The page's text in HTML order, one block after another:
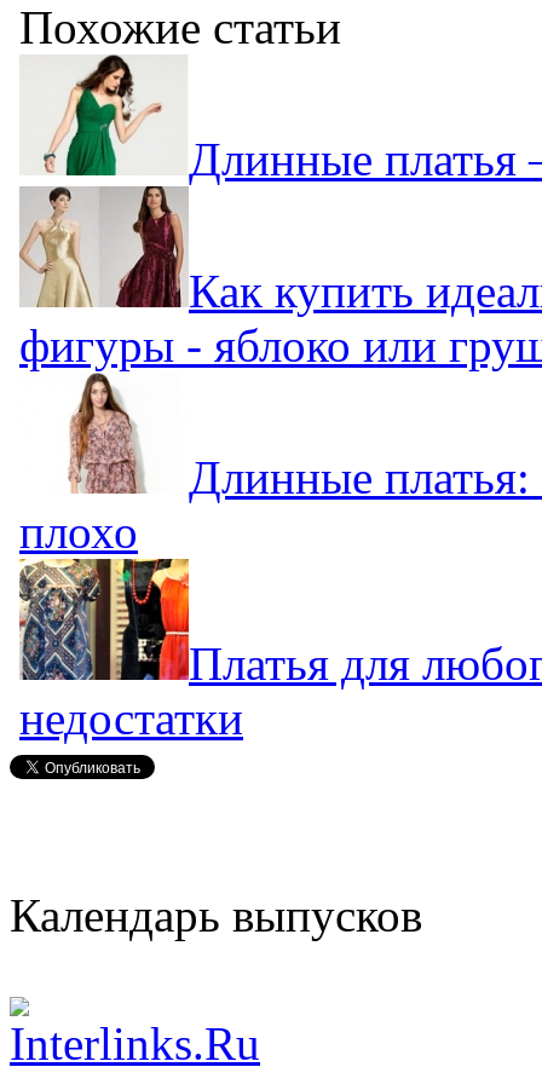
Похожие статьи
Длинные платья
Как купить
фигуры - яблоко или
Длинные платья:
плохо
Платья для
недостатки
Календарь выпусков